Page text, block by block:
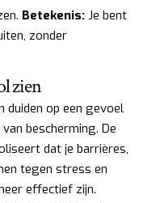
Betekenis: Je bent
zonder
zien
duiden op een gevoel
bescherming. De
dat je barrières,
tegen stress en
effectief zijn.